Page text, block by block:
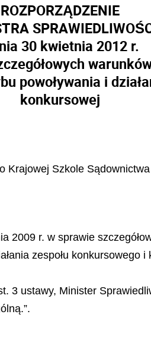
ROZPORZĄDZENIE
30 kwietnia 2012 r.
powoływania i
konkursowej
Szkole
2009 r. w sprawie
zespołu
3 ustawy, Minister